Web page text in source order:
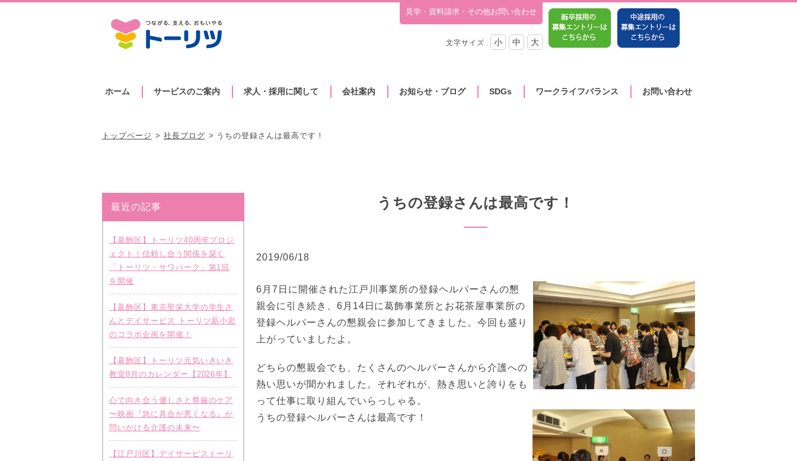
見学・資料請求・その他お問い合わせ
文字サイズ 小 中 大
ホーム サービスのご案内 求人・採用に関して 会社案内 お知らせ・ブログ SDGs ワークライフバランス お問い合わせ
トップページ 社長ブログ うちの登録さんは最高です！
うちの登録さんは最高です！
2019/06/18
6月7日に開催された江戸川事業所の登録ヘルパーさんの懇
親会に引き続き、6月14日に葛飾事業所とお花茶屋事業所の
登録ヘルパーさんの懇親会に参加してきました。今回も盛り
上がっていましたよ。
どちらの懇親会でも、たくさんのヘルパーさんから介護への
熱い思いが聞かれました。それぞれが、熱き思いと誇りをも
って仕事に取り組んでいらっしゃる。
うちの登録ヘルパーさんは最高です！
最近の記事
【葛飾区】トーリツ40周年プロジ
ェクト｜信頼し合う関係を築く
「トーリツ・サワパーク」第1回
を開催
【葛飾区】東京聖栄大学の学生さ
んとデイサービス トーリツ新小岩
のコラボ企画を開催！
【葛飾区】トーリツ元気いきいき
教室8月のカレンダー【2026年】
心で向き合う優しさと尊厳のケア
〜映画『急に具合が悪くなる』が
問いかける介護の未来〜
【江戸川区】デイサービストーリ